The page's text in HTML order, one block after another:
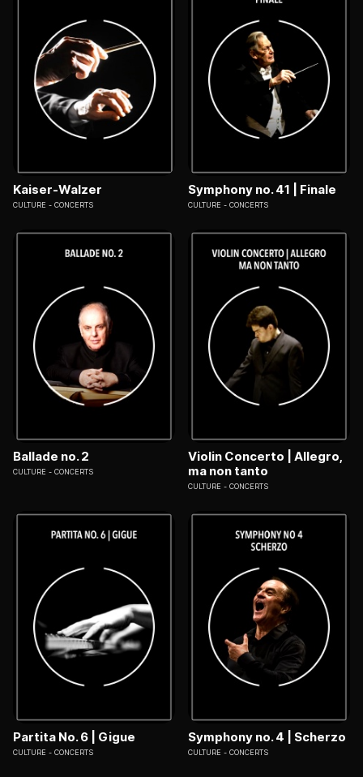
Kaiser-Walzer
CULTURE CONCERTS
Symphony no. 41 | Finale
CULTURE CONCERTS
Ballade no. 2
CULTURE CONCERTS
Violin Concerto | Allegro,
ma non tanto
CULTURE CONCERTS
Partita No. 6 | Gigue
CULTURE CONCERTS
Symphony no. 4 | Scherzo
CULTURE CONCERTS